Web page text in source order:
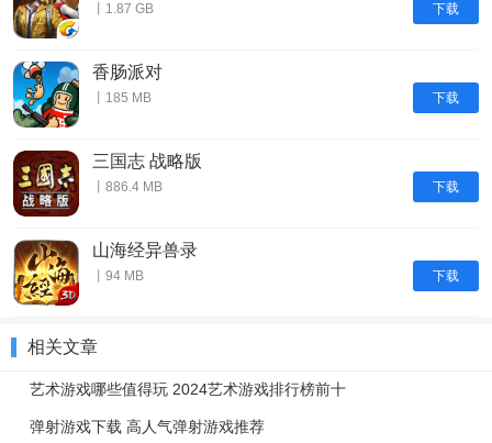
下载
丨1.87 GB
下载
香肠派对
丨185 MB
下载
三国志 战略版
丨886.4 MB
下载
山海经异兽录
丨94 MB
相关文章
艺术游戏哪些值得玩 2024艺术游戏排行榜前十
弹射游戏下载 高人气弹射游戏推荐